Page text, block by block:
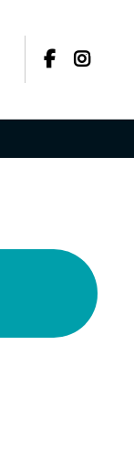
WhatsApp